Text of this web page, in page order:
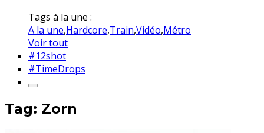
Tags à la une :
A la une,Hardcore,Train,Vidéo,Métro
Voir tout
#12shot
#TimeDrops
Tag: Zorn